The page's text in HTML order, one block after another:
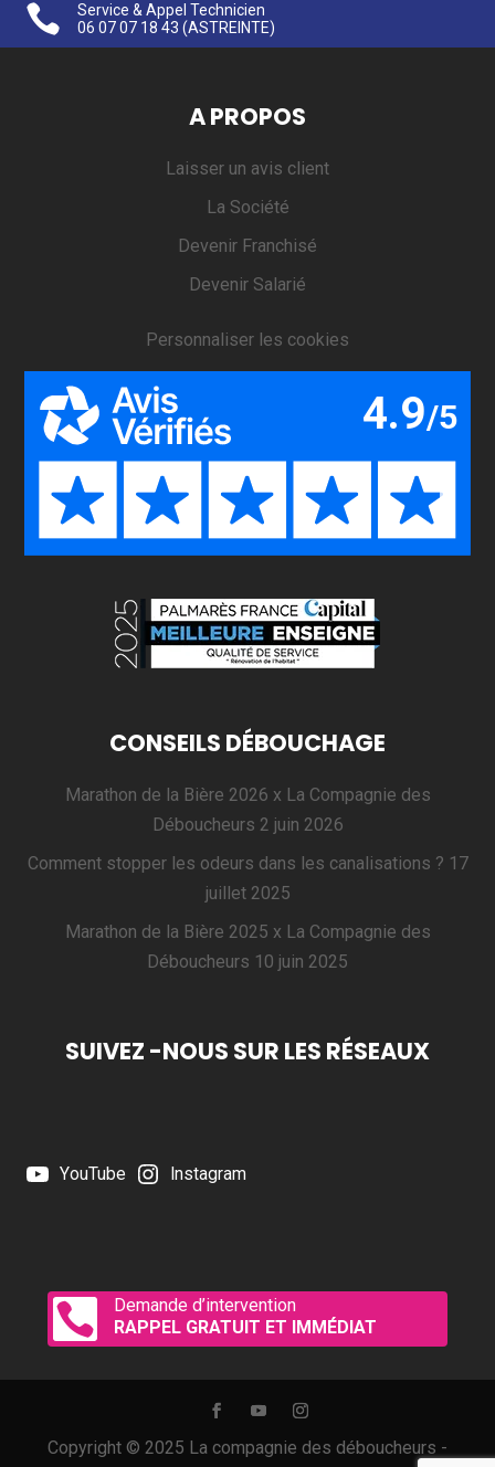

Service & Appel Technicien
06 07 07 18 43 (ASTREINTE)
A PROPOS
Laisser un avis client
La Société
Devenir Franchisé
Devenir Salarié
Personnaliser les cookies
CONSEILS DÉBOUCHAGE
Marathon de la Bière 2026 x La Compagnie des
Déboucheurs 2 juin 2026
Comment stopper les odeurs dans les canalisations ? 17
juillet 2025
Marathon de la Bière 2025 x La Compagnie des
Déboucheurs 10 juin 2025
SUIVEZ -NOUS SUR LES RÉSEAUX
YouTube Instagram

Demande d’intervention
RAPPEL GRATUIT ET IMMÉDIAT
Copyright © 2025 La compagnie des déboucheurs -